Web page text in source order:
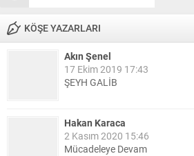
KÖŞE YAZARLARI
Akın Şenel
17 Ekim 2019 17:43
ŞEYH GALİB
Hakan Karaca
2 Kasım 2020 15:46
Mücadeleye Devam